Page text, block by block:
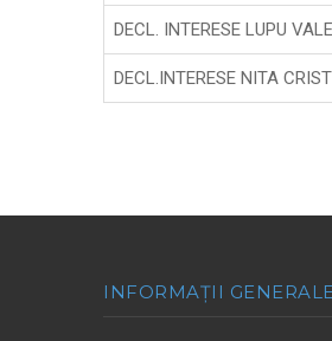
DECL. INTERESE LUPU
DECL.INTERESE NITA
INFORMAȚII